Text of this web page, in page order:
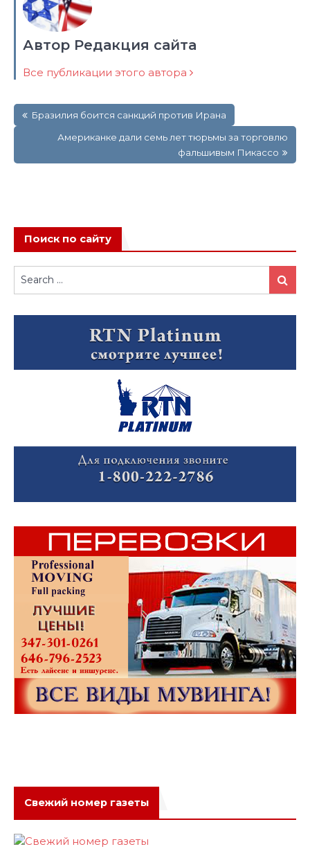
Автор Редакция сайта
Все публикации этого автора
по
записям
Бразилия боится санкций против Ирана
Американке дали семь лет тюрьмы за торговлю
фальшивым Пикассо
Поиск по сайту
Search
for:
Search
Свежий номер газеты